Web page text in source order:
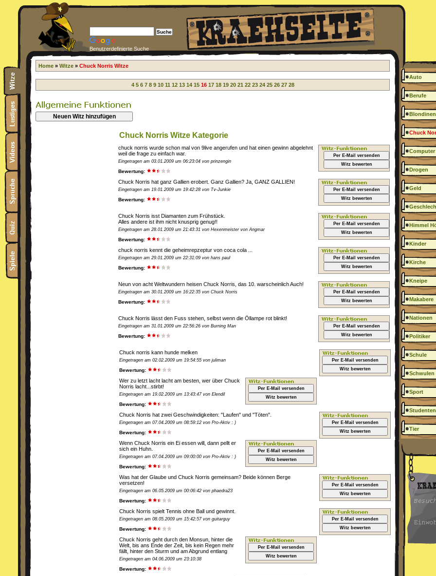
Benutzerdefinierte Suche
Home » Witze » Chuck Norris Witze
4 5 6 7 8 9 10 11 12 13 14 15 16 17 18 19 20 21 22 23 24 25 26 27 28
Neuen Witz hinzufügen
Chuck Norris Witze Kategorie
Per E-Mail versenden
Witz bewerten
chuck norris wurde schon mal von 9live angerufen und hat einen gewinn abgelehnt
weil die frage zu einfach war.
Eingetragen am 03.01.2009 um 06:23:04 von prinzengin
Bewertung:
Per E-Mail versenden
Witz bewerten
Chuck Norris hat ganz Gallien erobert. Ganz Gallien? Ja, GANZ GALLIEN!
Eingetragen am 19.01.2009 um 19:42:28 von Tv-Junkie
Bewertung:
Per E-Mail versenden
Witz bewerten
Chuck Norris isst Diamanten zum Frühstück.
Alles andere ist ihm nicht knusprig genug!!
Eingetragen am 28.01.2009 um 21:43:31 von Hexenmeister von Angmar
Bewertung:
Per E-Mail versenden
Witz bewerten
chuck norris kennt die geheimrepzeptur von coca cola ...
Eingetragen am 29.01.2009 um 22:31:09 von hans paul
Bewertung:
Per E-Mail versenden
Witz bewerten
Neun von acht Weltwundern heisen Chuck Norris, das 10. warscheinlich Auch!
Eingetragen am 30.01.2009 um 16:22:35 von Chuck Norris
Bewertung:
Per E-Mail versenden
Witz bewerten
Chuck Norris lässt den Fuss stehen, selbst wenn die Öllampe rot blinkt!
Eingetragen am 31.01.2009 um 22:56:26 von Burning Man
Bewertung:
Per E-Mail versenden
Witz bewerten
Chuck norris kann hunde melken
Eingetragen am 02.02.2009 um 19:54:55 von juliman
Bewertung:
Per E-Mail versenden
Witz bewerten
Wer zu letzt lacht lacht am besten, wer über Chuck
Norris lacht...stirbt!
Eingetragen am 19.02.2009 um 13:43:47 von Elendil
Bewertung:
Per E-Mail versenden
Witz bewerten
Chuck Norris hat zwei Geschwindigkeiten: "Laufen" und "Töten".
Eingetragen am 07.04.2009 um 08:59:12 von Pro-Aktiv : )
Bewertung:
Per E-Mail versenden
Witz bewerten
Wenn Chuck Norris ein Ei essen will, dann pellt er
sich ein Huhn.
Eingetragen am 07.04.2009 um 09:00:00 von Pro-Aktiv : )
Bewertung:
Per E-Mail versenden
Witz bewerten
Was hat der Glaube und Chuck Norris gemeinsam? Beide können Berge
versetzen!
Eingetragen am 06.05.2009 um 00:06:42 von phaedra23
Bewertung:
Per E-Mail versenden
Witz bewerten
Chuck Norris spielt Tennis ohne Ball und gewinnt.
Eingetragen am 08.05.2009 um 15:42:57 von guitarguy
Bewertung:
Per E-Mail versenden
Witz bewerten
Chuck Norris geht durch den Monsun, hinter die
Welt, bis ans Ende der Zeit, bis kein Regen mehr
fällt, hinter den Sturm und am Abgrund entlang
Eingetragen am 04.06.2009 um 23:10:38
Bewertung:
Auto
Berufe
Blondinen
Chuck
Computer
Drogen
Geld
Himmel
Kinder
Kirche
Kneipe
Makabere
Nationen
Politiker
Schule
Schwulen
Sport
Studenten
Tier